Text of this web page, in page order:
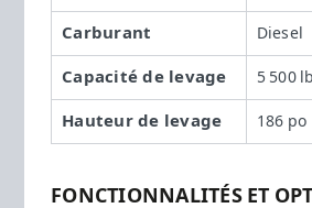
Carburant Diesel
Capacité de levage 5 500
Hauteur de levage 186 po
FONCTIONNALITÉS ET